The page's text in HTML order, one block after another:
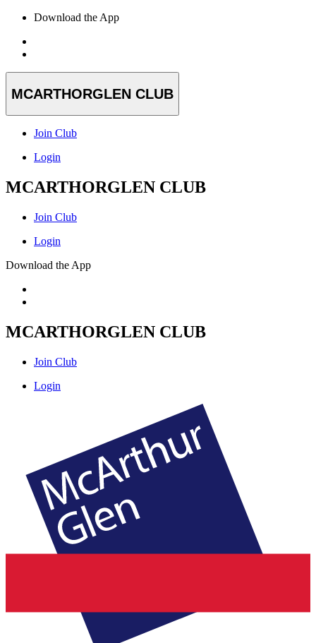
Download the App
MCARTHORGLEN CLUB
Join Club
Login
MCARTHORGLEN CLUB
Join Club
Login
Download the App
MCARTHORGLEN CLUB
Join Club
Login